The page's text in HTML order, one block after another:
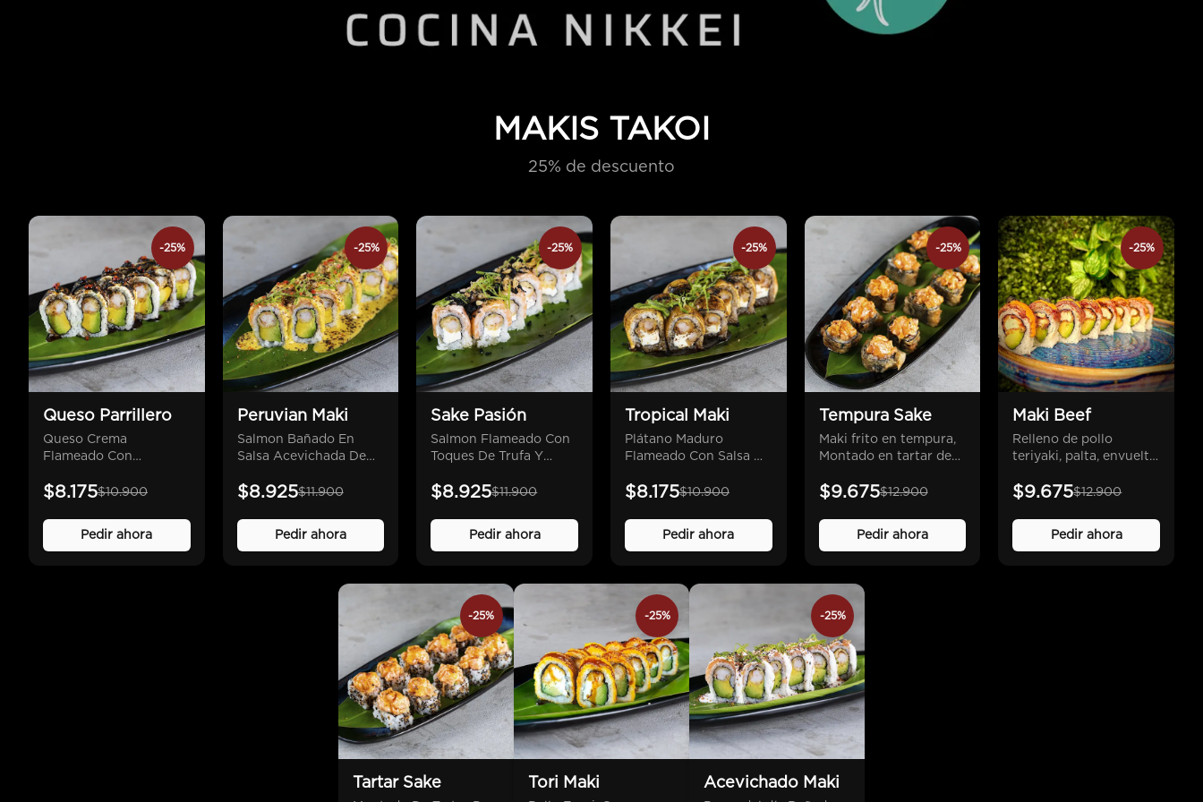
MAKIS TAKOI
25% de descuento
-25%
Queso Parrillero
Queso Crema
Flameado Con
Camaron Furai Y Palta
$8.175$10.900
Pedir ahora
-25%
Peruvian Maki
Salmon Bañado En
Salsa Acevichada De
De Furikake Y Cebollin,
$8.925$11.900
Pedir ahora
-25%
Sake Pasión
Salmon Flameado Con
Toques De Trufa Y
Salsa De Maracuya,
Queso Crema.
$8.925$11.900
Pedir ahora
-25%
Tropical Maki
Plátano Maduro
Flameado Con Salsa De
Camaron Furai Y
$8.175$10.900
Pedir ahora
-25%
Tempura Sake
Maki frito en tempura,
Montado en tartar de
Queso crema y palta,
$9.675$12.900
Pedir ahora
-25%
Maki Beef
Relleno de pollo
teriyaki, palta, envuelto
anticuchera.
$9.675$12.900
Pedir ahora
-25%
Tartar Sake
-25%
Tori Maki
-25%
Acevichado Maki